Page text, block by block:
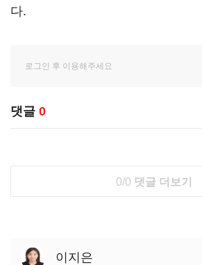
다.
댓글 0
0/0 댓글 더보기
이지은